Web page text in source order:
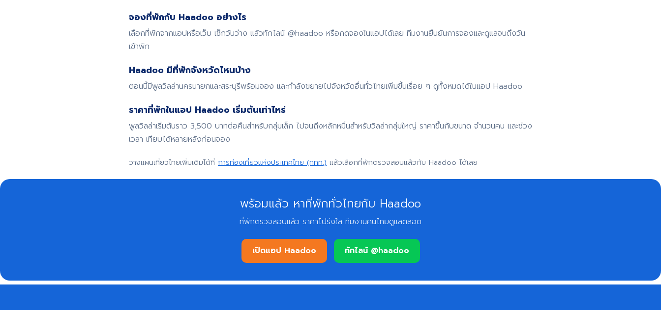
จองที่พักกับ Haadoo อย่างไร
เลือกที่พักจากแอปหรือเว็บ เช็กวันว่าง แล้วทักไลน์ @haadoo หรือกดจองในแอปได้เลย ทีมงานยืนยันการจองและดูแลจนถึงวัน
เข้าพัก
Haadoo มีที่พักจังหวัดไหนบ้าง
ตอนนี้มีพูลวิลล่านครนายกและสระบุรีพร้อมจอง และกำลังขยายไปจังหวัดอื่นทั่วไทยเพิ่มขึ้นเรื่อย ๆ ดูทั้งหมดได้ในแอป Haadoo
ราคาที่พักในแอป Haadoo เริ่มต้นเท่าไหร่
พูลวิลล่าเริ่มต้นราว 3,500 บาทต่อคืนสำหรับกลุ่มเล็ก ไปจนถึงหลักหมื่นสำหรับวิลล่ากลุ่มใหญ่ ราคาขึ้นกับขนาด จำนวนคน และช่วง
เวลา เทียบได้หลายหลังก่อนจอง
วางแผนเที่ยวไทยเพิ่มเติมได้ที่ การท่องเที่ยวแห่งประเทศไทย (ททท.) แล้วเลือกที่พักตรวจสอบแล้วกับ Haadoo ได้เลย
พร้อมแล้ว หาที่พักทั่วไทยกับ Haadoo
ที่พักตรวจสอบแล้ว ราคาโปร่งใส ทีมงานคนไทยดูแลตลอด
เปิดแอป Haadoo ทักไลน์ @haadoo